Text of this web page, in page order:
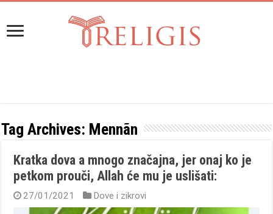
Tag Archives: Mennãn
Kratka dova a mnogo značajna, jer onaj ko je
petkom prouči, Allah će mu je uslišati:
27/01/2021 Dove i zikrovi